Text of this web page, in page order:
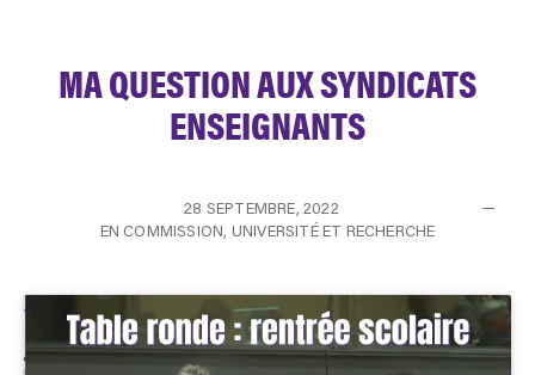
MA QUESTION AUX SYNDICATS
ENSEIGNANTS
28 SEPTEMBRE, 2022
EN COMMISSION, UNIVERSITÉ ET RECHERCHE